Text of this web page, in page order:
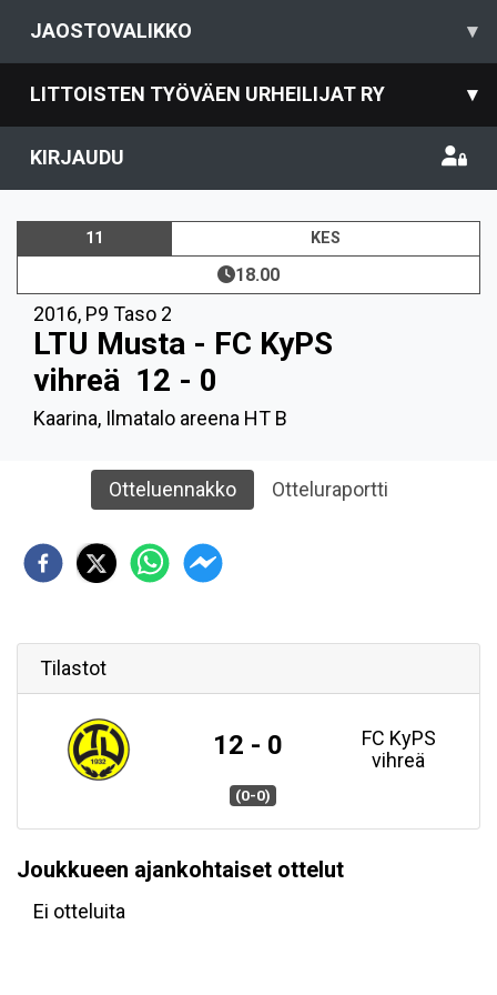
JAOSTOVALIKKO ▾
LITTOISTEN TYÖVÄEN URHEILIJAT RY ▾
KIRJAUDU
11 KES
18.00
2016, P9 Taso 2
LTU Musta - FC KyPS
vihreä 12 - 0
Kaarina, Ilmatalo areena HT B
Otteluennakko Otteluraportti
Tilastot
12 - 0
FC KyPS
vihreä
(0-0)
Joukkueen ajankohtaiset ottelut
Ei otteluita